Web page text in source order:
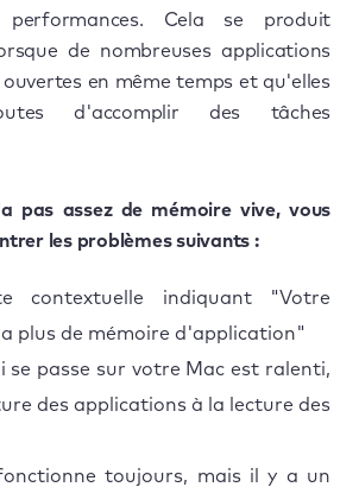
performances. Cela se produit
de nombreuses applications
en même temps et qu'elles
d'accomplir des tâches
pas assez de mémoire vive, vous
les problèmes suivants :
contextuelle indiquant "Votre
plus de mémoire d'application"
se passe sur votre Mac est ralenti,
des applications à la lecture des
toujours, mais il y a un